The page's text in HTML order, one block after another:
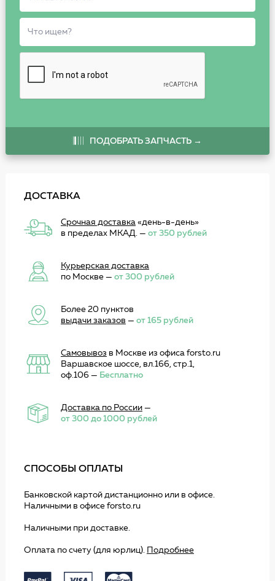
ПОДОБРАТЬ ЗАПЧАСТЬ →
ДОСТАВКА
Срочная доставка«день-в-день»
в пределах МКАД. — от 350 рублей
Курьерская доставка
по Москве — от 300 рублей
Более 20 пунктов
выдачи заказов — от 165 рублей
Самовывоз в Москве из офиса forsto.ru
Варшавское шоссе, вл.166, стр.1,
оф.106 — Бесплатно
Доставка по России—
от 300 до 1000 рублей
СПОСОБЫ ОПЛАТЫ
Банковской картой дистанционно или в офисе.
Наличными в офисе forsto.ru
Наличными при доставке.
Оплата по счету (для юрлиц). Подробнее